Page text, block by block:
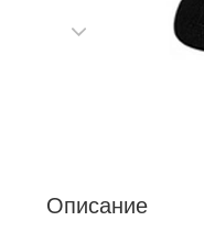
Описание